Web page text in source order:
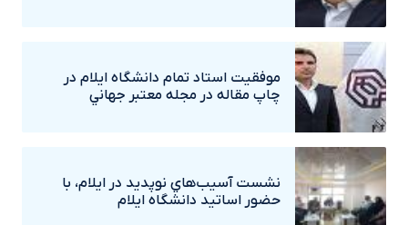
موفقيت استاد تمام دانشگاه ايلام در
چاپ مقاله در مجله معتبر جهاني
نشست آسيب‌هاي نوپديد در ايلام، با
حضور اساتيد دانشگاه ايلام